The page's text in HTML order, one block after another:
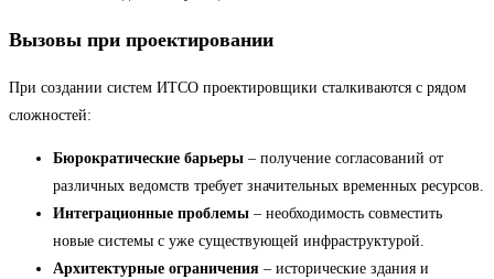
Вызовы при проектировании
При создании систем ИТСО проектировщики сталкиваются с рядом
сложностей:
Бюрократические барьеры – получение согласований от
различных ведомств требует значительных временных ресурсов.
Интеграционные проблемы – необходимость совместить
новые системы с уже существующей инфраструктурой.
Архитектурные ограничения – исторические здания и